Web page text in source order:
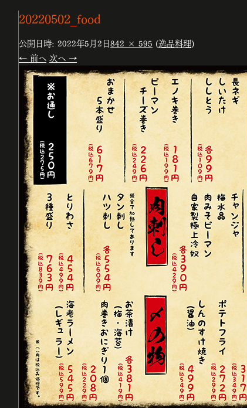
20220502_food
公開日時: 2022年5月2日842 × 595 (逸品料理)
← 前へ 次へ →